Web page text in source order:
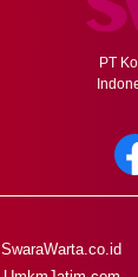
PT
SwaraWarta.co.id